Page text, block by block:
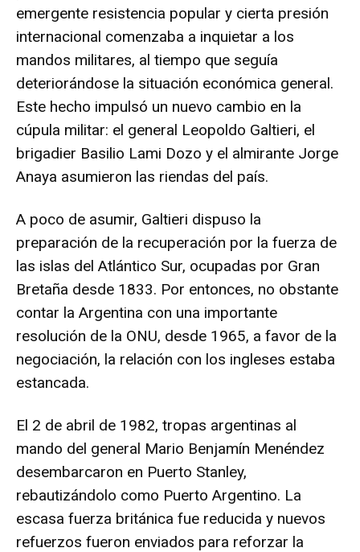
emergente resistencia popular y cierta presión
internacional comenzaba a inquietar a los
mandos militares, al tiempo que seguía
deteriorándose la situación económica general.
Este hecho impulsó un nuevo cambio en la
cúpula militar: el general Leopoldo Galtieri, el
brigadier Basilio Lami Dozo y el almirante Jorge
Anaya asumieron las riendas del país.
A poco de asumir, Galtieri dispuso la
preparación de la recuperación por la fuerza de
las islas del Atlántico Sur, ocupadas por Gran
Bretaña desde 1833. Por entonces, no obstante
contar la Argentina con una importante
resolución de la ONU, desde 1965, a favor de la
negociación, la relación con los ingleses estaba
estancada.
El 2 de abril de 1982, tropas argentinas al
mando del general Mario Benjamín Menéndez
desembarcaron en Puerto Stanley,
rebautizándolo como Puerto Argentino. La
escasa fuerza británica fue reducida y nuevos
refuerzos fueron enviados para reforzar la